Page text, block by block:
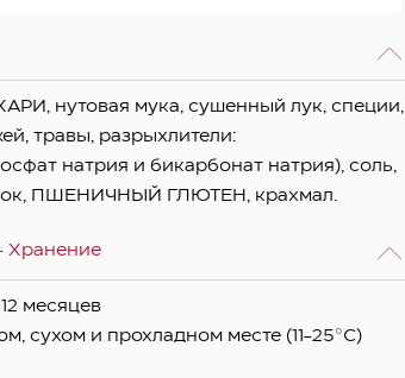
нутовая мука, сушенный лук, специи,
травы, разрыхлители:
натрия и бикарбонат натрия), соль,
ПШЕНИЧНЫЙ ГЛЮТЕН, крахмал.
Хранение
месяцев
сухом и прохладном месте (11-25°C)